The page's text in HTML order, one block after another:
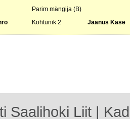
Parim mängija (B)
Kohtunik 2 Jaanus Kase
Saalihoki Liit |